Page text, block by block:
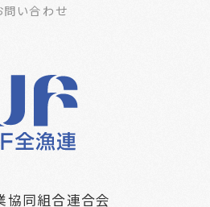
問い合わせ
協同組合連合会